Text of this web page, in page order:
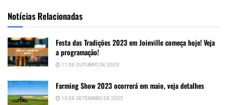
Notícias Relacionadas
Festa das Tradições 2023 em Joinville começa hoje! Veja
a programação!
11 DE OUTUBRO DE 2023
Farming Show 2023 ocorrerá em maio, veja detalhes
15 DE SETEMBRO DE 2022